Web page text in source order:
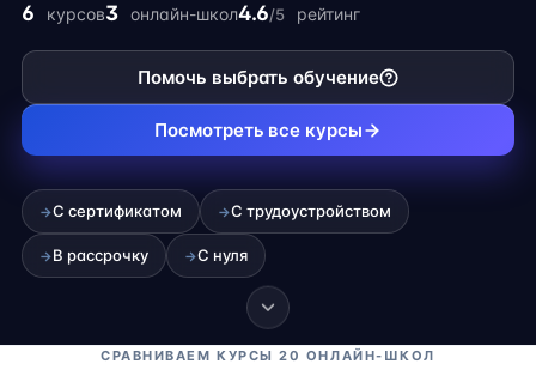
Маркетолог с возможностью найти удалённую
работу.
6 курсов3 онлайн-школ4.6/5 рейтинг
Помочь выбрать обучение
Посмотреть все курсы
→С сертификатом →С трудоустройством
→В рассрочку →С нуля
СРАВНИВАЕМ КУРСЫ 20 ОНЛАЙН-ШКОЛ